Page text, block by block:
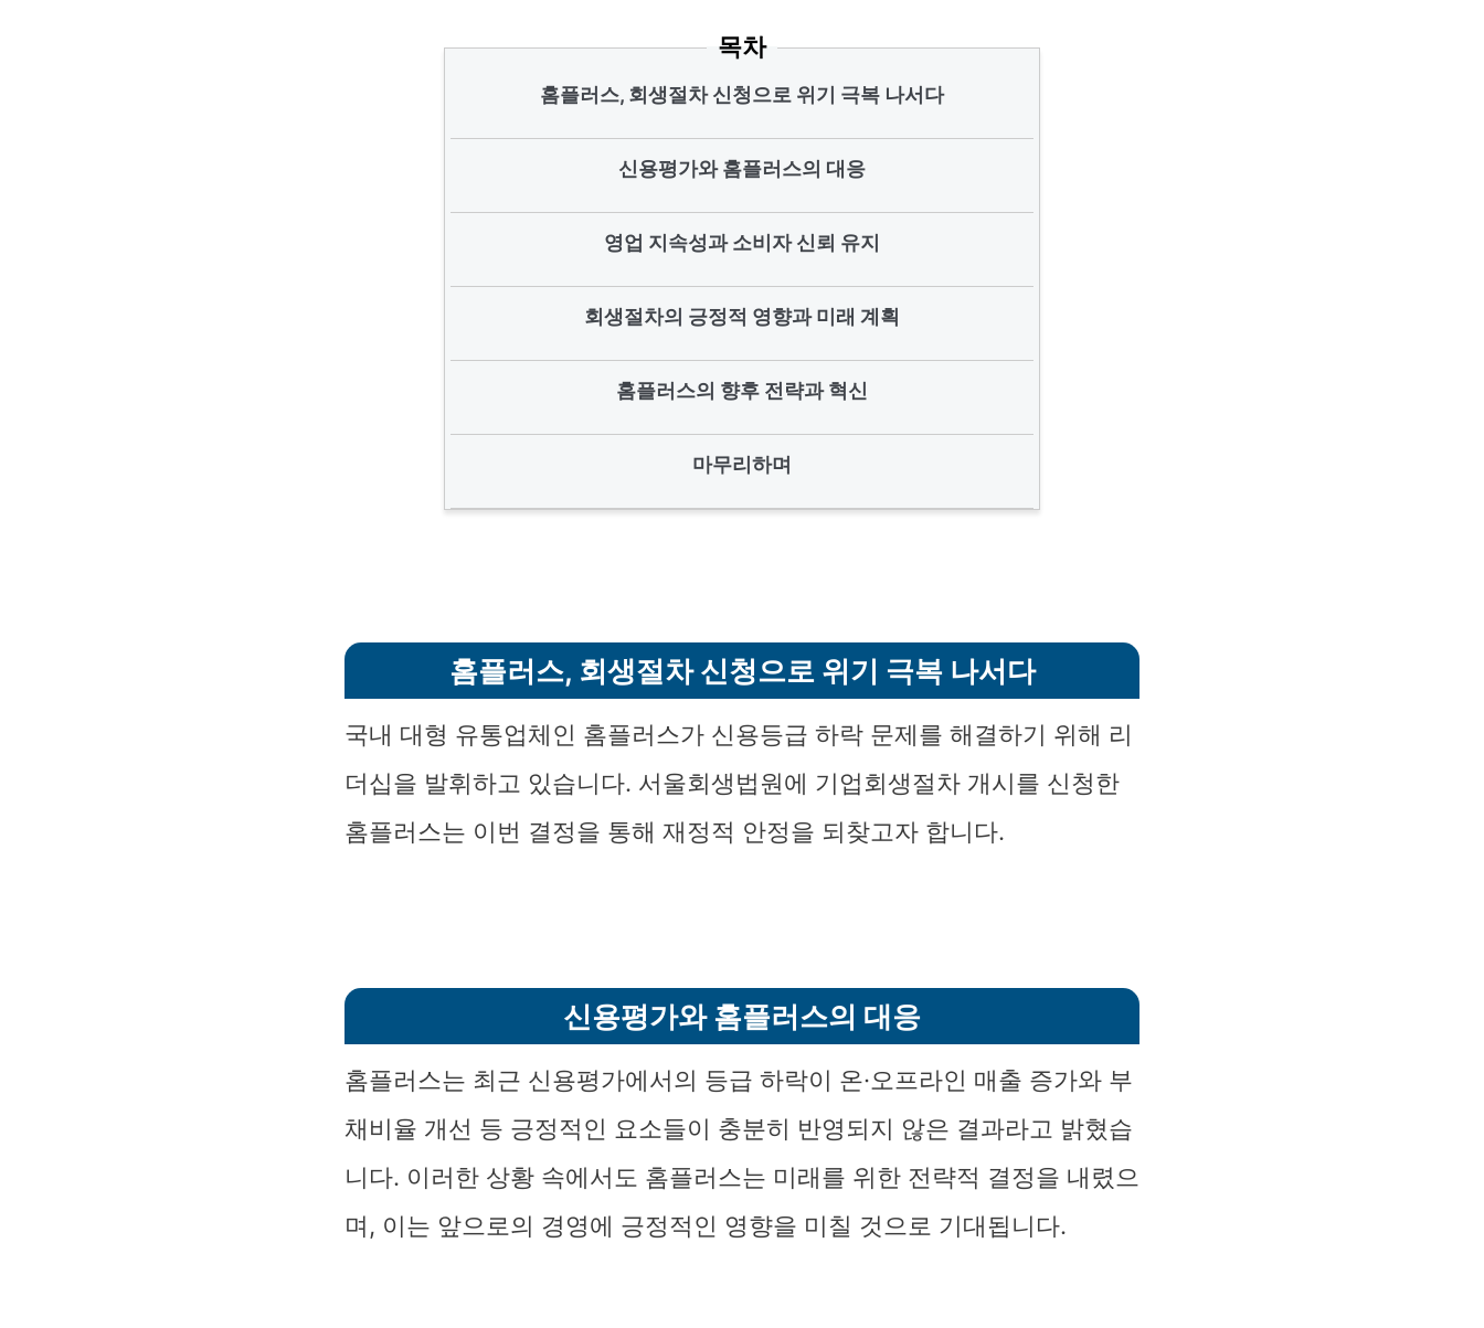
목차
홈플러스, 회생절차 신청으로 위기 극복 나서다
신용평가와 홈플러스의 대응
영업 지속성과 소비자 신뢰 유지
회생절차의 긍정적 영향과 미래 계획
홈플러스의 향후 전략과 혁신
마무리하며
홈플러스, 회생절차 신청으로 위기 극복 나서다
국내 대형 유통업체인 홈플러스가 신용등급 하락 문제를 해결하기 위해 리
더십을 발휘하고 있습니다. 서울회생법원에 기업회생절차 개시를 신청한
홈플러스는 이번 결정을 통해 재정적 안정을 되찾고자 합니다.
신용평가와 홈플러스의 대응
홈플러스는 최근 신용평가에서의 등급 하락이 온·오프라인 매출 증가와 부
채비율 개선 등 긍정적인 요소들이 충분히 반영되지 않은 결과라고 밝혔습
니다. 이러한 상황 속에서도 홈플러스는 미래를 위한 전략적 결정을 내렸으
며, 이는 앞으로의 경영에 긍정적인 영향을 미칠 것으로 기대됩니다.